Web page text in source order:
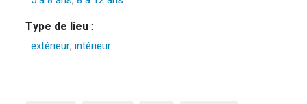
Type de lieu:
extérieur,intérieur